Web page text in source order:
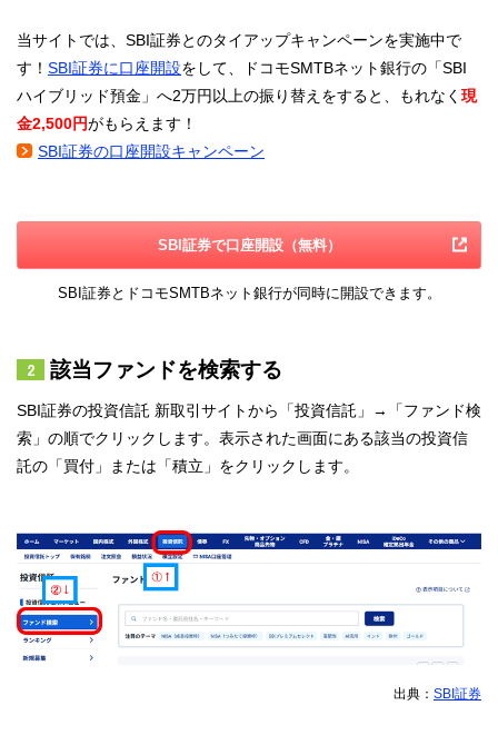
当サイトでは、SBI証券とのタイアップキャンペーンを実施中で
す！ SBI証券に口座開設をして、ドコモSMTBネット銀行の「SBI
ハイブリッド預金」へ2万円以上の振り替えをすると、もれなく 現
金2,500円がもらえます！
SBI証券の口座開設キャンペーン
SBI証券で口座開設（無料）
SBI証券とドコモSMTBネット銀行が同時に開設できます。
該当ファンドを検索する
SBI証券の投資信託 新取引サイトから「投資信託」→「ファンド検
索」の順でクリックします。表示された画面にある該当の投資信
託の「買付」または「積立」をクリックします。
出典： SBI証券